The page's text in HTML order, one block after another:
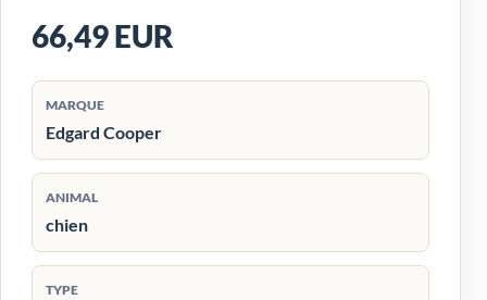
66,49 EUR
MARQUE
Edgard Cooper
ANIMAL
chien
TYPE